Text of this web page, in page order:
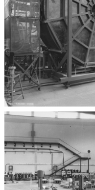
Radiofrequenza